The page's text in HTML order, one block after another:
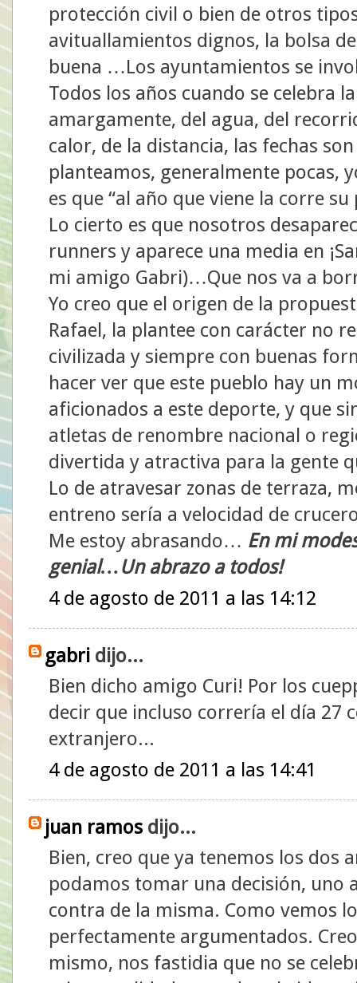
protección civil o bien de otros
avituallamientos dignos, la bolsa
buena …Los ayuntamientos se
Todos los años cuando se celebra
amargamente, del agua, del
calor, de la distancia, las fechas
planteamos, generalmente pocas,
es que “al año que viene la corre
Lo cierto es que nosotros
runners y aparece una media en
mi amigo Gabri)…Que nos va a
Yo creo que el origen de la
Rafael, la plantee con carácter no
civilizada y siempre con buenas
hacer ver que este pueblo hay un
aficionados a este deporte, y que
atletas de renombre nacional o
divertida y atractiva para la gente
Lo de atravesar zonas de terraza,
entreno sería a velocidad de
Me estoy abrasando… En mi
genial…Un abrazo a todos!
4 de agosto de 2011 a las 14:12
gabri dijo...
Bien dicho amigo Curi! Por los
decir que incluso correría el día 27
extranjero...
4 de agosto de 2011 a las 14:41
juan ramos dijo...
Bien, creo que ya tenemos los dos
podamos tomar una decisión, uno
contra de la misma. Como vemos
perfectamente argumentados.
mismo, nos fastidia que no se